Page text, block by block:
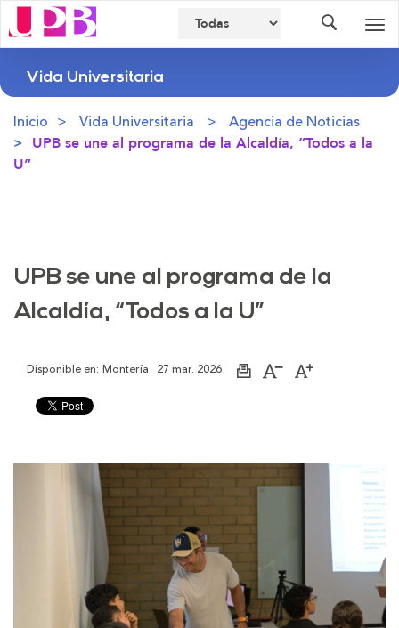
Vida Universitaria
Inicio Vida Universitaria Agencia de Noticias
UPB se une al programa de la Alcaldía, “Todos a la
U”
UPB se une al programa de la
Alcaldía, “Todos a la U”
Disponible en: Montería 27 mar. 2026
ImprimirAumentarDisminuir